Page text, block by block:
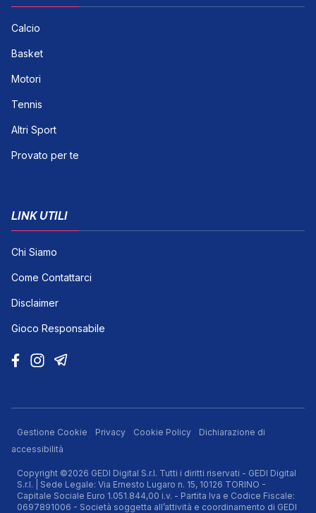
Calcio
Basket
Motori
Tennis
Altri Sport
Provato per te
LINK UTILI
Chi Siamo
Come Contattarci
Disclaimer
Gioco Responsabile
Gestione Cookie Privacy Cookie Policy
Dichiarazione di
accessibilità
Copyright ©2026 GEDI Digital S.r.l. Tutti i diritti riservati - GEDI Digital
S.r.l. | Sede Legale: Via Ernesto Lugaro n. 15, 10126 TORINO -
Capitale Sociale Euro 1.051.844,00 i.v. - Partita Iva e Codice Fiscale:
0697891006 - Società soggetta all’attività e coordinamento di GEDI